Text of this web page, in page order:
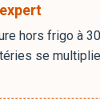
hors frigo à
se